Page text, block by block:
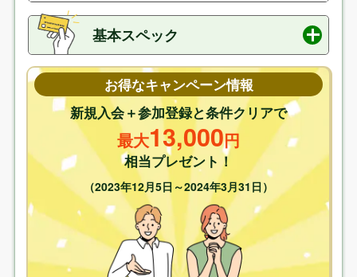
基本スペック
株式会社ジェーシービー
年会費
無料
ETCカード
無料
家族カード
無料
電子マネー
QuickPay,Apple pay,GooglePay,d払い
付帯保険
海外旅行保険:
最高2,000万円(利用付帯)
ショッピングガード保険:
最高100万円（海外のみ）
※購入日から90日間以内に破損した場
合補償
お得なキャンペーン情報
新規入会＋参加登録と条件クリアで
最大13,000円
相当プレゼント！
（2023年12月5日～2024年3月31日）